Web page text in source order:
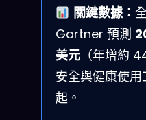
關鍵數據：
Gartner 預測
美元 （年增約
安全與健康使
起。